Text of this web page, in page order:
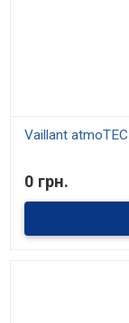
Vaillant
приготовление
мощности от 30%
0 грн.